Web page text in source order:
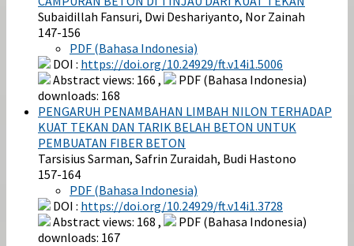
Subaidillah Fansuri, Dwi Deshariyanto, Nor Zainah
147-156
PDF (Bahasa Indonesia)
DOI : https://doi.org/10.24929/ft.v14i1.5006
Abstract views: 166 ,
PDF (Bahasa Indonesia)
downloads: 168
PENGARUH PENAMBAHAN LIMBAH NILON TERHADAP
KUAT TEKAN DAN TARIK BELAH BETON UNTUK
PEMBUATAN FIBER BETON
Tarsisius Sarman, Safrin Zuraidah, Budi Hastono
157-164
PDF (Bahasa Indonesia)
DOI : https://doi.org/10.24929/ft.v14i1.3728
Abstract views: 168 ,
PDF (Bahasa Indonesia)
downloads: 167